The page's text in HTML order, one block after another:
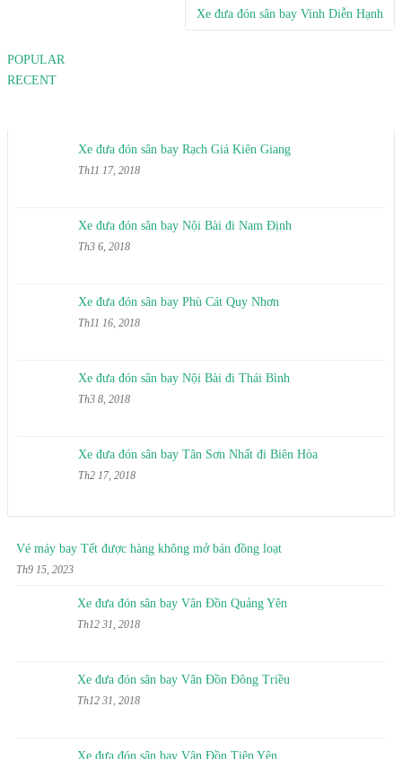
Xe đưa đón sân bay Vinh Diễn Hạnh
POPULAR
RECENT
Xe đưa đón sân bay Rạch Giá Kiên Giang
Th11 17, 2018
Xe đưa đón sân bay Nội Bài đi Nam Định
Th3 6, 2018
Xe đưa đón sân bay Phù Cát Quy Nhơn
Th11 16, 2018
Xe đưa đón sân bay Nội Bài đi Thái Bình
Th3 8, 2018
Xe đưa đón sân bay Tân Sơn Nhất đi Biên Hòa
Th2 17, 2018
Vé máy bay Tết được hàng không mở bán đồng loạt
Th9 15, 2023
Xe đưa đón sân bay Vân Đồn Quảng Yên
Th12 31, 2018
Xe đưa đón sân bay Vân Đồn Đông Triều
Th12 31, 2018
Xe đưa đón sân bay Vân Đồn Tiên Yên